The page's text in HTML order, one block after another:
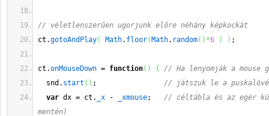
// véletlenszerűen ugorjunk előre néhány képkockát
ct.gotoAndPlay( Math. floor( Math. random( ) *6 ) ) ;
ct.onMouseDown = function( ) {
// Ha lenyomják a mouse
snd. start ( ) ; // játszuk le a
var dx = ct. _x - _xmouse; // céltábla és az egér
mentén)